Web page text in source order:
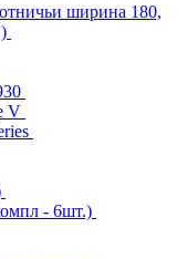
ширина 180,
V
- 6шт.)